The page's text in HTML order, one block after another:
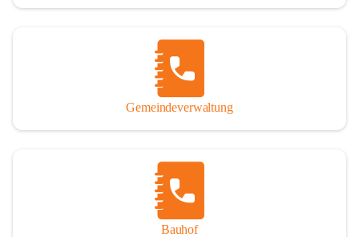
Gemeindeverwaltung
Bauhof